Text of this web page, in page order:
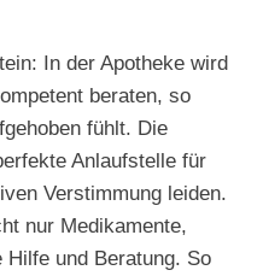
In der Apotheke wird
beraten, so
fühlt. Die
Anlaufstelle für
Verstimmung leiden.
nur Medikamente,
und Beratung. So